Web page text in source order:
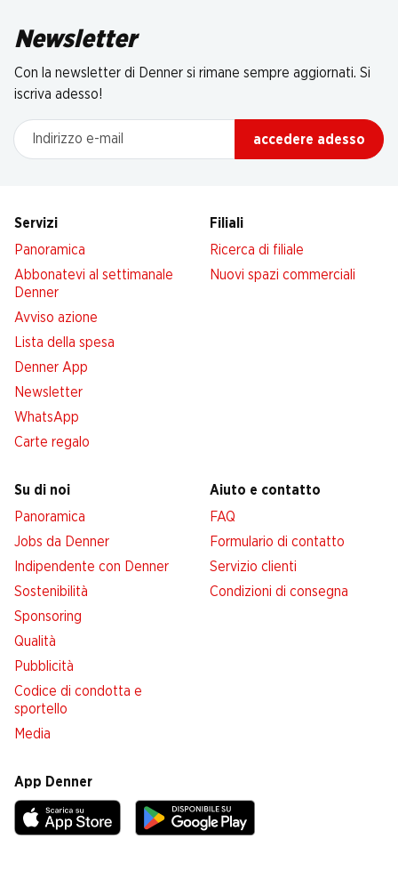
Newsletter
Con la newsletter di Denner si rimane sempre aggiornati. Si
iscriva adesso!
Indirizzo e-mail
accedere adesso
Servizi
Panoramica
Abbonatevi al settimanale
Denner
Avviso azione
Lista della spesa
Denner App
Newsletter
WhatsApp
Carte regalo
Filiali
Ricerca di filiale
Nuovi spazi commerciali
Su di noi
Panoramica
Jobs da Denner
Indipendente con Denner
Sostenibilità
Sponsoring
Qualità
Pubblicità
Codice di condotta e
sportello
Media
Aiuto e contatto
FAQ
Formulario di contatto
Servizio clienti
Condizioni di consegna
App Denner